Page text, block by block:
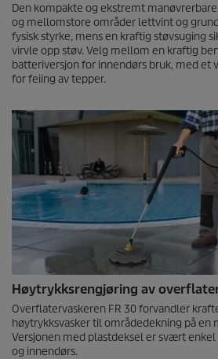
Den kompakte og ekstremt
og mellomstore områder lettvint og
fysisk styrke, mens en kraftig støvsuging
virvle opp støv. Velg mellom en kraftig
batteriversjon for innendørs bruk, med et
for feiing av tepper.
Høytrykksrengjøring av
Overflatervaskeren FR 30 forvandler
høytrykksvasker til områdedekning på en
Versjonen med plastdeksel er svært enkel
og innendørs.